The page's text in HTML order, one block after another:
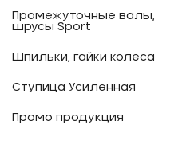
Промежуточные валы,
шрусы Sport
Шпильки, гайки колеса
Ступица Усиленная
Промо продукция